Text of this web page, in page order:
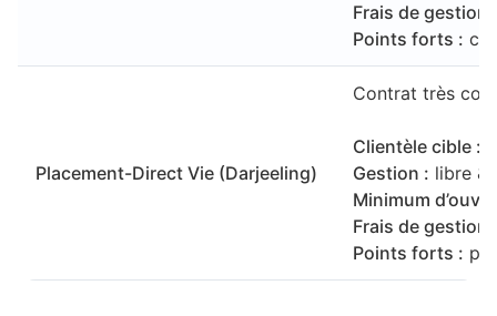
Frais de gestion
Points forts :
Placement-Direct Vie (Darjeeling)
Contrat très
Clientèle cible :
Gestion : libre &
Minimum
Frais de gestion
Points forts :